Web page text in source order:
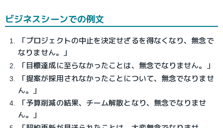
ビジネスシーンでの例文
「プロジェクトの中止を決定せざるを得なくなり、無念で
なりません。」
「目標達成に至らなかったことは、無念でなりません。」
「提案が採用されなかったことについて、無念でなりませ
ん。」
「予算削減の結果、チーム解散となり、無念でなりませ
ん。」